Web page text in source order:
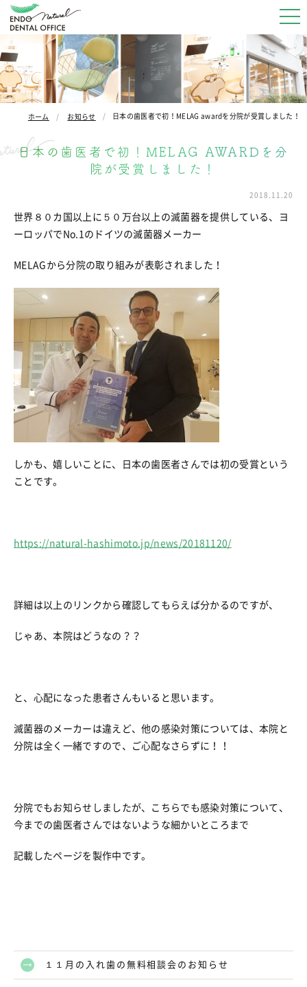
ホーム お知らせ 日本の歯医者で初！MELAG awardを分院が受賞しました！
日本の歯医者で初！MELAG AWARDを分
院が受賞しました！
2018.11.20
世界８０カ国以上に５０万台以上の滅菌器を提供している、ヨ
ーロッパでNo.1のドイツの滅菌器メーカー
MELAGから分院の取り組みが表彰されました！
しかも、嬉しいことに、日本の歯医者さんでは初の受賞という
ことです。
https://natural-hashimoto.jp/news/20181120/
詳細は以上のリンクから確認してもらえば分かるのですが、
じゃあ、本院はどうなの？？
と、心配になった患者さんもいると思います。
滅菌器のメーカーは違えど、他の感染対策については、本院と
分院は全く一緒ですので、ご心配なさらずに！！
分院でもお知らせしましたが、こちらでも感染対策について、
今までの歯医者さんではないような細かいところまで
記載したページを製作中です。
１１月の入れ歯の無料相談会のお知らせ